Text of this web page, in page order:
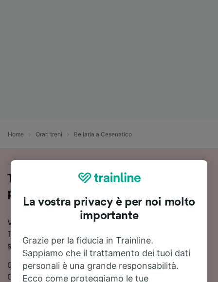
Home Orari treni Bellaria a Cesenatico
Treni Bellaria - Cesenatico: orari,
prezzi e durata
Vuoi viaggiare in treno da Bellaria a Cesenatico? Con
Trainline puoi confrontare orari e prezzi e trovare la
soluzione più conveniente.
Quanto dura il viaggio in treno da Bellaria a
Cesenatico? In media circa 9 minuti. 1 treno treni al
La vostra privacy è per noi molto
importante
Grazie per la fiducia in Trainline.
Sappiamo che il trattamento dei tuoi dati
personali è una grande responsabilità.
Ecco come proteggiamo le tue